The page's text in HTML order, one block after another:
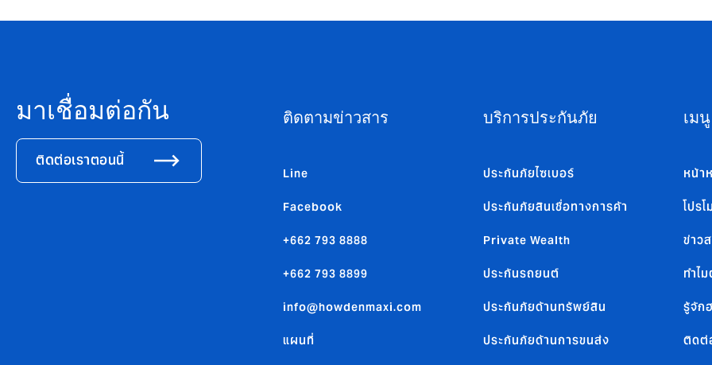
มาเชื่อมต่อกัน
ติดต่อเราตอนนี้
ติดตามข่าวสาร
Line
Facebook
+662 793 8888
+662 793 8899
info@howdenmaxi.com
แผนที่
บริการประกันภัย
ประกันภัยไซเบอร์
ประกันภัยสินเชื่อทางการค้า
Private Wealth
ประกันรถยนต์
ประกันภัยด้านทรัพย์สิน
ประกันภัยด้านการขนส่ง
เมนู
หน้า
โปร
ข่าว
ทำไ
รู้จัก
ติดต่